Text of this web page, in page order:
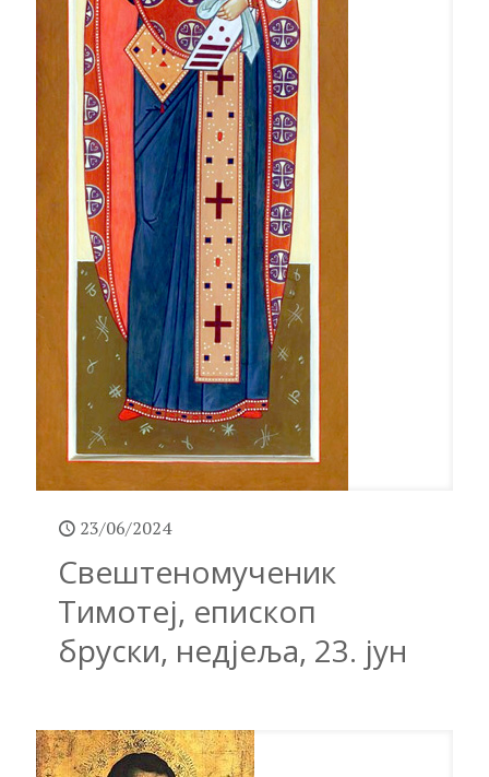
23/06/2024
Свештеномученик
Тимотеј, епископ
бруски, недјеља, 23. јун